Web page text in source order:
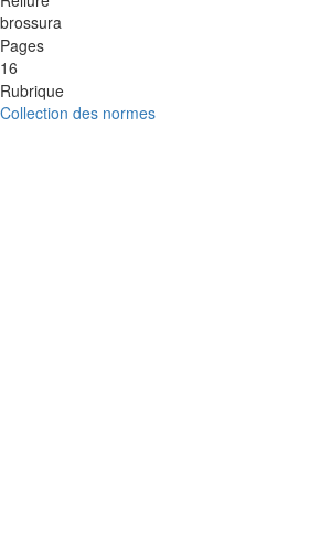
brossura
Pages
16
Rubrique
Collection des normes